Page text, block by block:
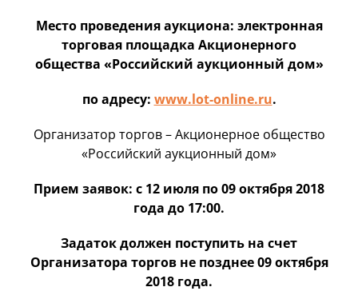
Место проведения аукциона: электронная
торговая площадка Акционерного
общества «Российский аукционный дом»
по адресу: www.lot-online.ru.
Организатор торгов – Акционерное общество
«Российский аукционный дом»
Прием заявок: с 12 июля по 09 октября 2018
года до 17:00.
Задаток должен поступить на счет
Организатора торгов не позднее 09 октября
2018 года.